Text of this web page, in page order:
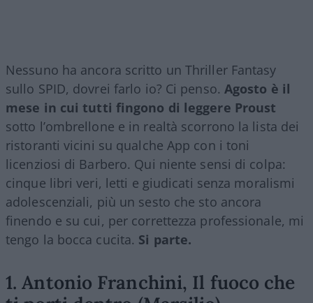
Nessuno ha ancora scritto un Thriller Fantasy
sullo SPID, dovrei farlo io? Ci penso. Agosto è il
mese in cui tutti fingono di leggere Proust
sotto l’ombrellone e in realtà scorrono la lista dei
ristoranti vicini su qualche App con i toni
licenziosi di Barbero. Qui niente sensi di colpa:
cinque libri veri, letti e giudicati senza moralismi
adolescenziali, più un sesto che sto ancora
finendo e su cui, per correttezza professionale, mi
tengo la bocca cucita. Si parte.
1. Antonio Franchini, Il fuoco che